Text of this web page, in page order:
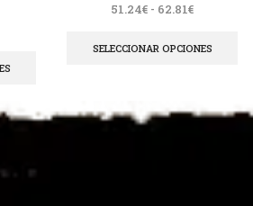
51.24€ - 62.81€
SELECCIONAR OPCIONES